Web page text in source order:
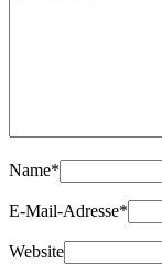
Name*
E-Mail-Adresse*
Website